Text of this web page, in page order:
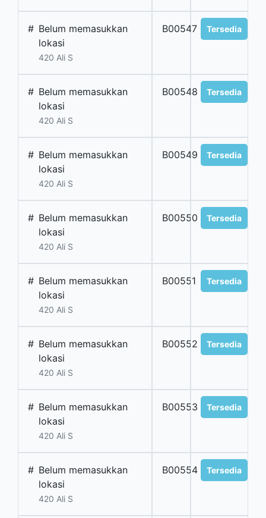
# Belum memasukkan
lokasi
420 Ali S
B00547 Tersedia
# Belum memasukkan
lokasi
420 Ali S
B00548 Tersedia
# Belum memasukkan
lokasi
420 Ali S
B00549 Tersedia
# Belum memasukkan
lokasi
420 Ali S
B00550 Tersedia
# Belum memasukkan
lokasi
420 Ali S
B00551 Tersedia
# Belum memasukkan
lokasi
420 Ali S
B00552 Tersedia
# Belum memasukkan
lokasi
420 Ali S
B00553 Tersedia
# Belum memasukkan
lokasi
420 Ali S
B00554 Tersedia